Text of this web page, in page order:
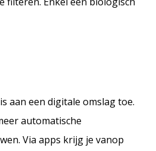
aan een digitale omslag toe.
automatische
Via apps krijg je vanop